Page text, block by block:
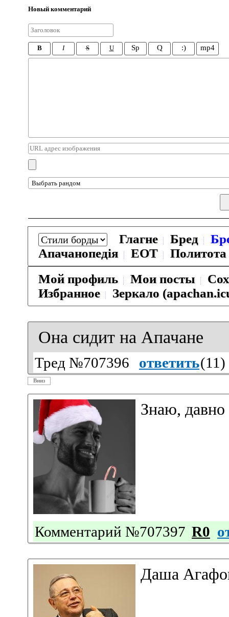
Новый комментарий
B I S U Sp Q :) mp4
Глагне Бред
Апачанопедiя
ЕОТ
Политота
Мой профиль
Мои посты
Избранное
Зеркало
Она сидит на Апачане
Тред №707396 ответить(11 )
Вниз
Знаю, давно
Комментарий №707397 R0
Даша